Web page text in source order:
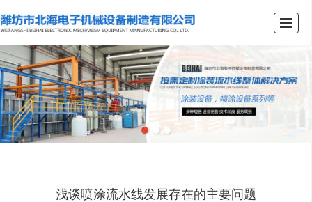
首页 关于我们产品展示新闻资讯工程案例
浅谈喷涂流水线发展存在的主要问题